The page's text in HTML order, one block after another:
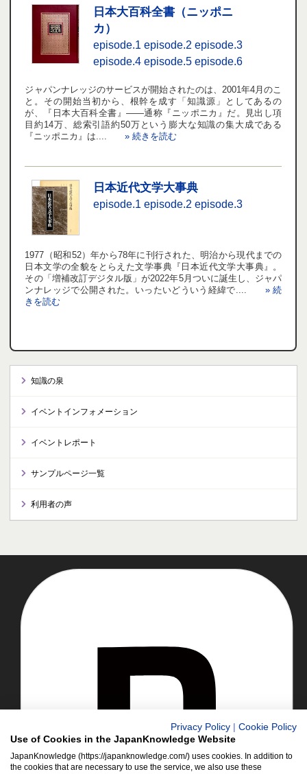
日本大百科全書（ニッポニ
カ）
episode.1 episode.2 episode.3
episode.4 episode.5 episode.6
ジャパンナレッジのサービスが開始されたのは、2001年4月のこ
と。その開始当初から、根幹を成す「知識源」としてあるの
が、『日本大百科全書』――通称『ニッポニカ』だ。見出し項
目約14万、総索引語約50万という膨大な知識の集大成である
『ニッポニカ』は....» 続きを読む
日本近代文学大事典
episode.1 episode.2 episode.3
1977（昭和52）年から78年に刊行された、明治から現代までの
日本文学の全貌をとらえた文学事典『日本近代文学大事典』。
その「増補改訂デジタル版」が2022年5月ついに誕生し、ジャパ
ンナレッジで公開された。いったいどういう経緯で.... » 続
きを読む
知識の泉
イベントインフォメーション
イベントレポート
サンプルページ一覧
利用者の声
推奨環境
プライバシーポリシー
著作権について
アクセシビリティ対応
クッキーポリシー
Cookie設定
Privacy Policy
Cookie Policy
Use of Cookies in the JapanKnowledge Website
JapanKnowledge (https://japanknowledge.com/) uses cookies. In addition to
the cookies that are necessary to use the service, we also use these